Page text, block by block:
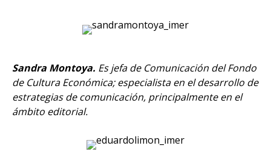
Sandra Montoya. Es jefa de Comunicación del Fondo
de Cultura Económica; especialista en el desarrollo de
estrategias de comunicación, principalmente en el
ámbito editorial.